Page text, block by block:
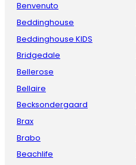
Benvenuto
Beddinghouse
Beddinghouse KIDS
Bridgedale
Bellerose
Bellaire
Becksondergaard
Brax
Brabo
Beachlife